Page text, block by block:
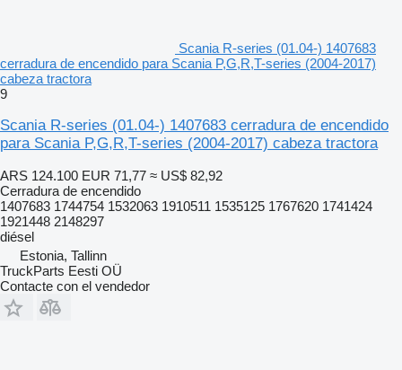
Scania R-series (01.04-) 1407683
cerradura de encendido para Scania P,G,R,T-series (2004-2017)
cabeza tractora
9
Scania R-series (01.04-) 1407683 cerradura de encendido
para Scania P,G,R,T-series (2004-2017) cabeza tractora
ARS 124.100 EUR 71,77 ≈ US$ 82,92
Cerradura de encendido
1407683 1744754 1532063 1910511 1535125 1767620 1741424
1921448 2148297
diésel
Estonia, Tallinn
TruckParts Eesti OÜ
Contacte con el vendedor